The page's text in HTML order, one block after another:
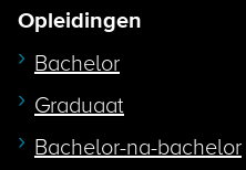
Opleidingen
Bachelor
Graduaat
Bachelor-na-bachelor